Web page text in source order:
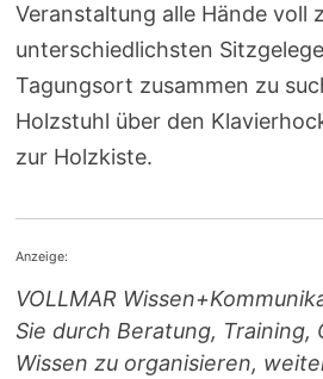
Veranstaltung alle Hände voll
unterschiedlichsten
Tagungsort zusammen zu
Holzstuhl über den
zur Holzkiste.
Anzeige:
VOLLMAR
Sie durch Beratung, Training,
Wissen zu organisieren,